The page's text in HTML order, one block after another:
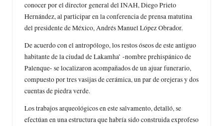
conocer por el director general del INAH, Diego Prieto
Hernández, al participar en la conferencia de prensa matutina
del presidente de México, Andrés Manuel López Obrador.
De acuerdo con el antropólogo, los restos óseos de este antiguo
habitante de la ciudad de Lakamha’ -nombre prehispánico de
Palenque- se localizaron acompañados de un ajuar funerario,
compuesto por tres vasijas de cerámica, un par de orejeras y dos
cuentas de piedra verde.
Los trabajos arqueológicos en este salvamento, detalló, se
efectúan en una estructura que habría sido construida exprofeso